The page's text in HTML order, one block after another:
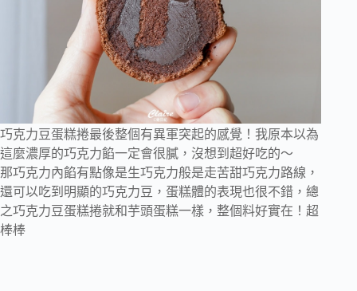
巧克力豆蛋糕捲最後整個有異軍突起的感覺！我原本以為
這麼濃厚的巧克力餡一定會很膩，沒想到超好吃的～
那巧克力內餡有點像是生巧克力般是走苦甜巧克力路線，
還可以吃到明顯的巧克力豆，蛋糕體的表現也很不錯，總
之巧克力豆蛋糕捲就和芋頭蛋糕一樣，整個料好實在！超
棒棒